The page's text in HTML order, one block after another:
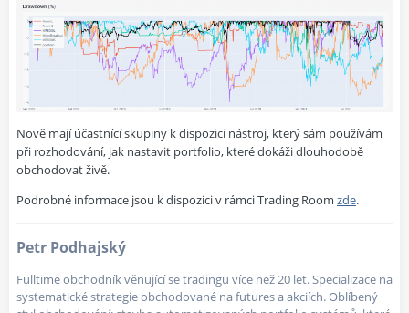
Nově mají účastnící skupiny k dispozici nástroj, který sám používám
při rozhodování, jak nastavit portfolio, které dokáži dlouhodobě
obchodovat živě.
Podrobné informace jsou k dispozici v rámci Trading Room zde.
Petr Podhajský
Fulltime obchodník věnující se tradingu více než 20 let. Specializace na
systematické strategie obchodované na futures a akciích. Oblíbený